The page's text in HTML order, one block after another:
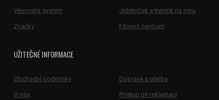
Věrnostní systém Jídelníček a trénink na míru
Značky Fitness centrum
UŽITEČNÉ INFORMACE
Obchodní podmínky Doprava a platba
O nás Postup při reklamaci